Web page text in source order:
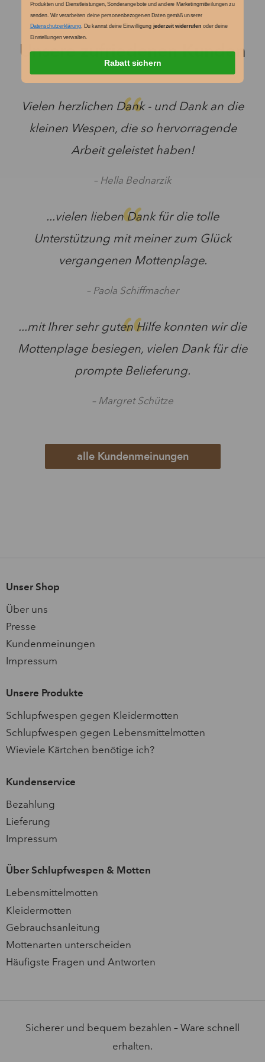
Unsere zufriedenen Kunden
Vielen herzlichen Dank - und Dank an die
kleinen Wespen, die so hervorragende
Arbeit geleistet haben!
– Hella Bednarzik
...vielen lieben Dank für die tolle
Unterstützung mit meiner zum Glück
vergangenen Mottenplage.
– Paola Schiffmacher
...mit Ihrer sehr guten Hilfe konnten wir die
Mottenplage besiegen, vielen Dank für die
prompte Belieferung.
– Margret Schütze
alle Kundenmeinungen
Unser Shop
Über uns
Presse
Kundenmeinungen
Impressum
Unsere Produkte
Schlupfwespen gegen Kleidermotten
Schlupfwespen gegen Lebensmittelmotten
Wieviele Kärtchen benötige ich?
Kundenservice
Bezahlung
Lieferung
Impressum
Über Schlupfwespen & Motten
Lebensmittelmotten
Kleidermotten
Gebrauchsanleitung
Mottenarten unterscheiden
Häufigste Fragen und Antworten
Sicherer und bequem bezahlen – Ware schnell
erhalten.
Produkten und Dienstleistungen, Sonderangebote und andere Marketingmitteilungen zu
senden. Wir verarbeiten deine personenbezogenen Daten gemäß unserer
Datenschutzerklärung. Du kannst deine Einwilligung jederzeit widerrufen oder deine
Einstellungen verwalten.
Rabatt sichern